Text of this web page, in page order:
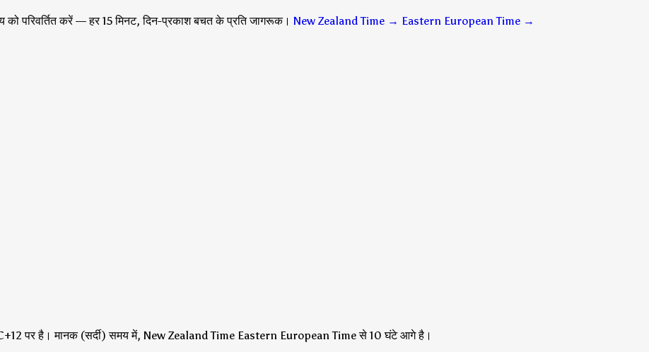
परिवर्तित करें — हर 15 मिनट, दिन-प्रकाश बचत के प्रति जागरूक। New Zealand Time → Eastern European Time →
पर है। मानक (सर्दी) समय में, New Zealand Time Eastern European Time से 10 घंटे आगे है।